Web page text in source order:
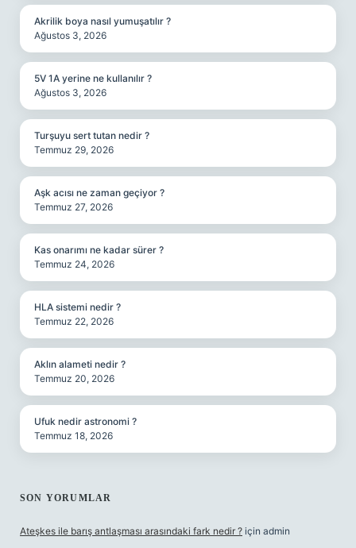
Akrilik boya nasıl yumuşatılır ?
Ağustos 3, 2026
5V 1A yerine ne kullanılır ?
Ağustos 3, 2026
Turşuyu sert tutan nedir ?
Temmuz 29, 2026
Aşk acısı ne zaman geçiyor ?
Temmuz 27, 2026
Kas onarımı ne kadar sürer ?
Temmuz 24, 2026
HLA sistemi nedir ?
Temmuz 22, 2026
Aklın alameti nedir ?
Temmuz 20, 2026
Ufuk nedir astronomi ?
Temmuz 18, 2026
SON YORUMLAR
Ateşkes ile barış antlaşması arasındaki fark nedir ? için admin